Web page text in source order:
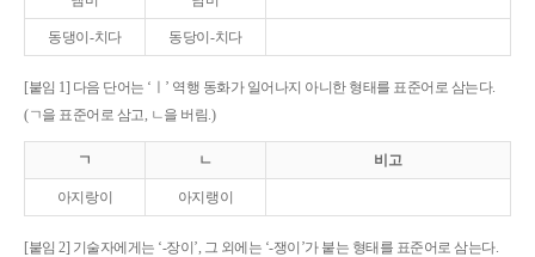
동댕이-치다 동당이-치다
[붙임 1] 다음 단어는 ‘ㅣ’ 역행 동화가 일어나지 아니한 형태를 표준어로 삼는다.
(ㄱ을 표준어로 삼고, ㄴ을 버림.)
ㄱ ㄴ 비고
아지랑이 아지랭이
[붙임 2] 기술자에게는 ‘-장이’, 그 외에는 ‘-쟁이’가 붙는 형태를 표준어로 삼는다.